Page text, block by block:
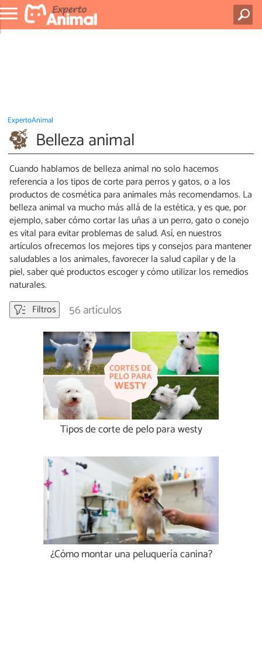
ExpertoAnimal
Belleza animal
Cuando hablamos de belleza animal no solo hacemos
referencia a los tipos de corte para perros y gatos, o a los
productos de cosmética para animales más recomendamos. La
belleza animal va mucho más allá de la estética, y es que, por
ejemplo, saber cómo cortar las uñas a un perro, gato o conejo
es vital para evitar problemas de salud. Así, en nuestros
artículos ofrecemos los mejores tips y consejos para mantener
saludables a los animales, favorecer la salud capilar y de la
piel, saber qué productos escoger y cómo utilizar los remedios
naturales.
Filtros
56 artículos
Tipos de corte de pelo para westy
¿Cómo montar una peluquería canina?